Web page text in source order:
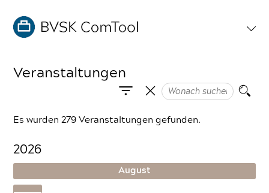
Veranstaltungen
Es wurden 279 Veranstaltungen gefunden.
2026
August